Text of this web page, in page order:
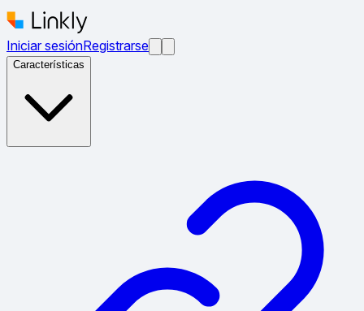
Iniciar sesiónRegistrarse
Características